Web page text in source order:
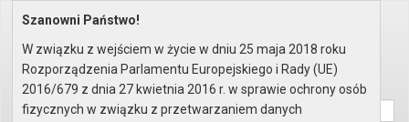
Home Organy Rada Miejska
Materiały na sesję
Wyszukaj na stronie:
AAA
Szanowni Państwo!
W związku z wejściem w życie w dniu 25 maja 2018 roku
Rozporządzenia Parlamentu Europejskiego i Rady (UE)
2016/679 z dnia 27 kwietnia 2016 r. w sprawie ochrony osób
fizycznych w związku z przetwarzaniem danych